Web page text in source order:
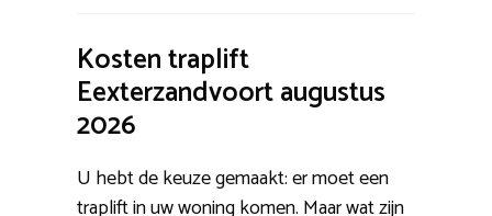
Kosten traplift
Eexterzandvoort augustus
2026
U hebt de keuze gemaakt: er moet een
traplift in uw woning komen. Maar wat zijn